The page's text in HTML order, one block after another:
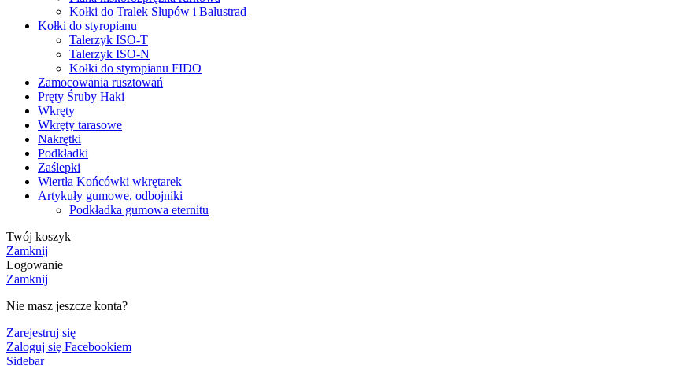
Kołki do Tralek Słupów i Balustrad
Kołki do styropianu
Talerzyk ISO-T
Talerzyk ISO-N
Kołki do styropianu FIDO
Zamocowania rusztowań
Pręty Śruby Haki
Wkręty
Wkręty tarasowe
Nakrętki
Podkładki
Zaślepki
Wiertła Końcówki wkrętarek
Artykuły gumowe, odbojniki
Podkładka gumowa eternitu
Twój koszyk
Zamknij
Logowanie
Zamknij
Nie masz jeszcze konta?
Zarejestruj się
Zaloguj się Facebookiem
Sidebar